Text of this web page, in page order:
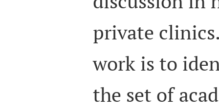
private
work is to
the set of